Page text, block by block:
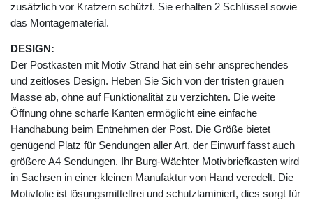
zusätzlich vor Kratzern schützt. Sie erhalten 2 Schlüssel sowie
das Montagematerial.
DESIGN:
Der Postkasten mit Motiv Strand hat ein sehr ansprechendes
und zeitloses Design. Heben Sie Sich von der tristen grauen
Masse ab, ohne auf Funktionalität zu verzichten. Die weite
Öffnung ohne scharfe Kanten ermöglicht eine einfache
Handhabung beim Entnehmen der Post. Die Größe bietet
genügend Platz für Sendungen aller Art, der Einwurf fasst auch
größere A4 Sendungen. Ihr Burg-Wächter Motivbriefkasten wird
in Sachsen in einer kleinen Manufaktur von Hand veredelt. Die
Motivfolie ist lösungsmittelfrei und schutzlaminiert, dies sorgt für